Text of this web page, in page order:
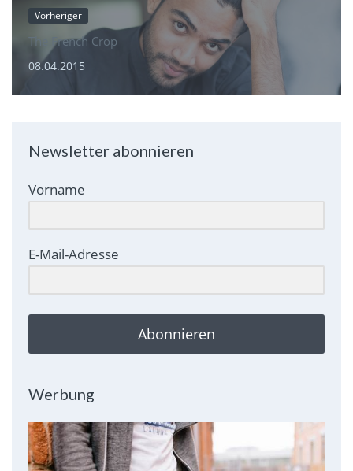
Vorheriger
The French Crop
08.04.2015
Newsletter abonnieren
Vorname
E-Mail-Adresse
Abonnieren
Werbung